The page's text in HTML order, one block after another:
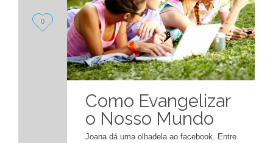
Love
0
Como Evangelizar
o Nosso Mundo
Joana dá uma olhadela ao facebook. Entre